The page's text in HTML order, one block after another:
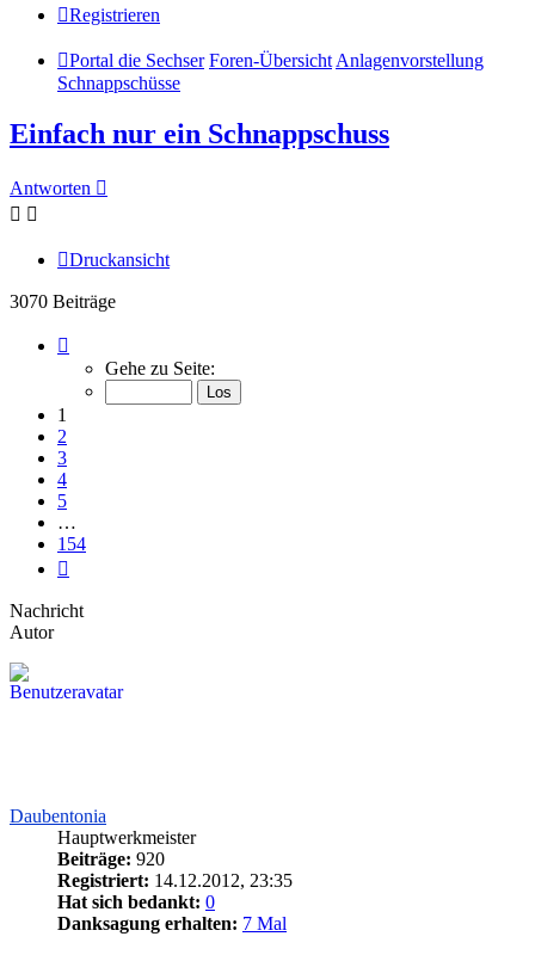
Registrieren
Portal die Sechser Foren-Übersicht Anlagenvorstellung
Schnappschüsse
Einfach nur ein Schnappschuss
Antworten
Druckansicht
3070 Beiträge
von
Gehe zu Seite:
1
2
3
4
5
…
154
Nachricht
Autor
Daubentonia
Hauptwerkmeister
Beiträge: 920
Registriert: 14.12.2012, 23:35
Hat sich bedankt: 0
Danksagung erhalten: 7 Mal